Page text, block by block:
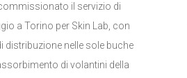
il servizio di
a Torino per Skin Lab, con
distribuzione nelle sole buche
di volantini della